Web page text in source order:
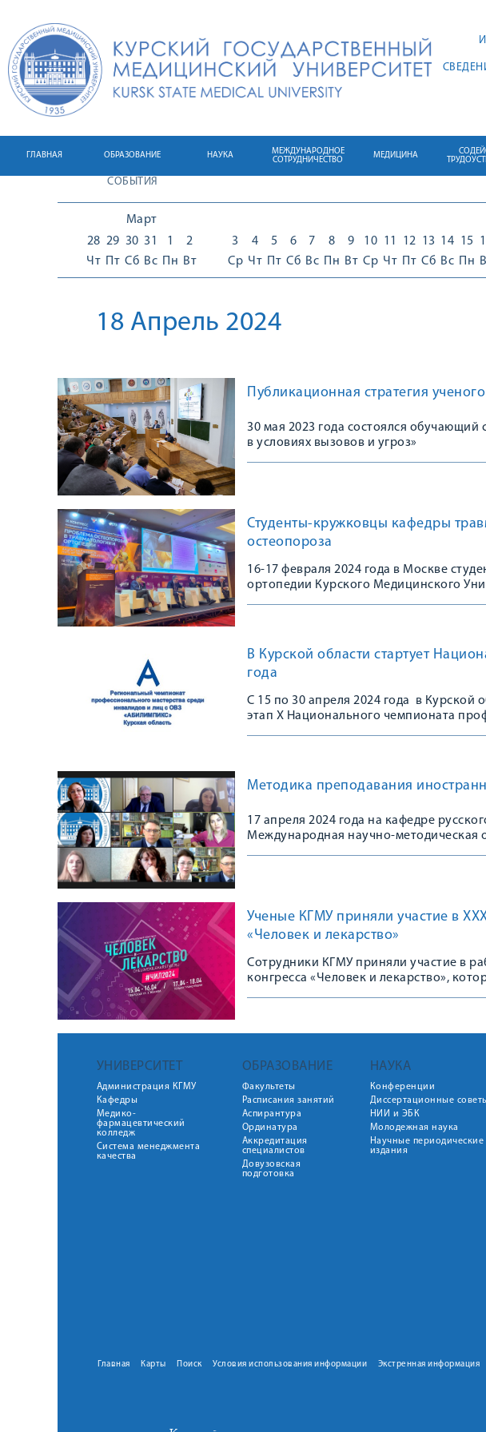
ГЛАВНАЯ ОБРАЗОВАНИЕ НАУКА
МЕЖДУНАРОДНОЕ
СОТРУДНИЧЕСТВО
МЕДИЦИНА
СОБЫТИЯ
Март
28
Чт
29
Пт
30
Сб
31
Вс
1
Пн
2
Вт
3
Ср
4
Чт
5
Пт
6
Сб
7
Вс
8
Пн
9
Вт
10
Ср
11
Чт
12
Пт
13
Сб
14
Вс
15
Пн
18 Апрель 2024
Публикационная стратегия
30 мая 2023 года состоялся обучающий
в условиях вызовов и угроз»
Студенты-кружковцы кафедры
остеопороза
16-17 февраля 2024 года в Москве
ортопедии Курского Медицинского
В Курской области стартует
года
С 15 по 30 апреля 2024 года в Курской
этап X Национального чемпионата
Методика преподавания
17 апреля 2024 года на кафедре
Международная научно-методическая
Ученые КГМУ приняли участие в
«Человек и лекарство»
Сотрудники КГМУ приняли участие в
конгресса «Человек и лекарство»,
УНИВЕРСИТЕТ
Администрация КГМУ
Кафедры
Медико-
фармацевтический
колледж
Система менеджмента
качества
ОБРАЗОВАНИЕ
Факультеты
Расписания занятий
Аспирантура
Ординатура
Аккредитация
специалистов
Довузовская
подготовка
НАУКА
Конференции
Диссертационные
НИИ и ЭБК
Молодежная наука
Научные периодические
издания
Главная Карты Поиск Условия использования информации Экстренная информация